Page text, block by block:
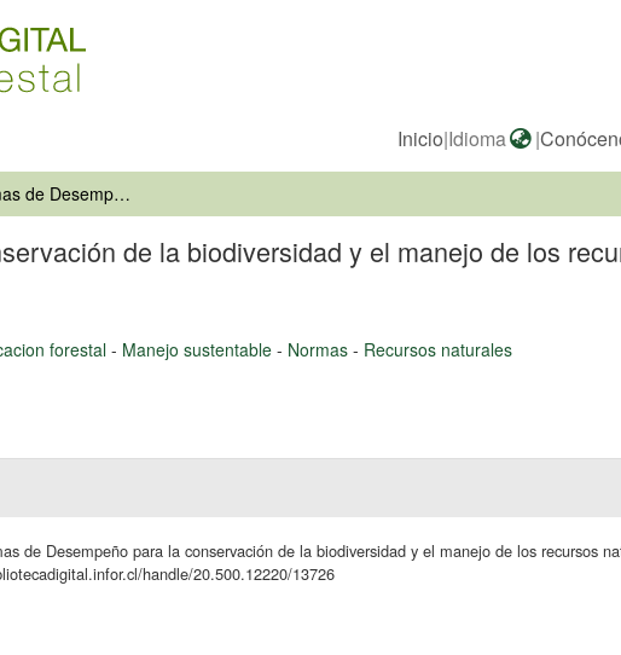
Inicio|Idioma |
IFC crea Normas de Desempeño para la conservación de la biodiversidad y el manejo de los recursos naturales
de la biodiversidad y el manejo de los
forestal- Manejo sustentable - Normas - Recursos naturales
de Desempeño para la conservación de la biodiversidad y el manejo de los recursos
handle/20.500.12220/13726